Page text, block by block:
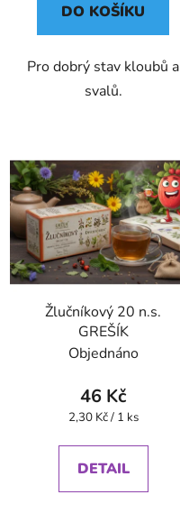
DO KOŠÍKU
Pro dobrý stav kloubů a
svalů.
Žlučníkový 20 n.s.
GREŠÍK
Objednáno
46 Kč
Měrná
2,30 Kč / 1 ks
DETAIL